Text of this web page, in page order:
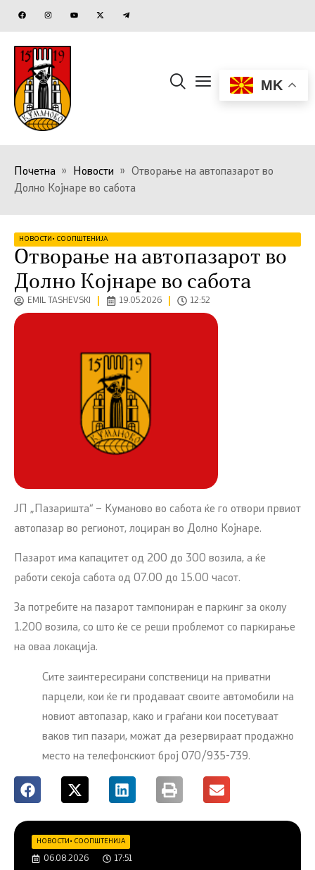
MK
Почетна » Новости »
Отворање на автопазарот во
Долно Којнаре во сабота
НОВОСТИ • СООПШТЕНИЈА
Отворање на автопазарот во
Долно Којнаре во сабота
EMIL TASHEVSKI 19.05.2026 12:52
ЈП „Пазаришта“ – Куманово во сабота ќе го отвори првиот
автопазар во регионот, лоциран во Долно Којнаре.
Пазарот има капацитет од 200 до 300 возила, а ќе
работи секоја сабота од 07.00 до 15.00 часот.
За потребите на пазарот тампониран е паркинг за околу
1.200 возила, со што ќе се реши проблемот со паркирање
на оваа локација.
Сите заинтересирани сопственици на приватни
парцели, кои ќе ги продаваат своите автомобили на
новиот автопазар, како и граѓани кои посетуваат
ваков тип пазари, можат да резервираат продажно
место на телефонскиот број 070/935-739.
НОВОСТИ• СООПШТЕНИЈА
06.08.2026 17:51